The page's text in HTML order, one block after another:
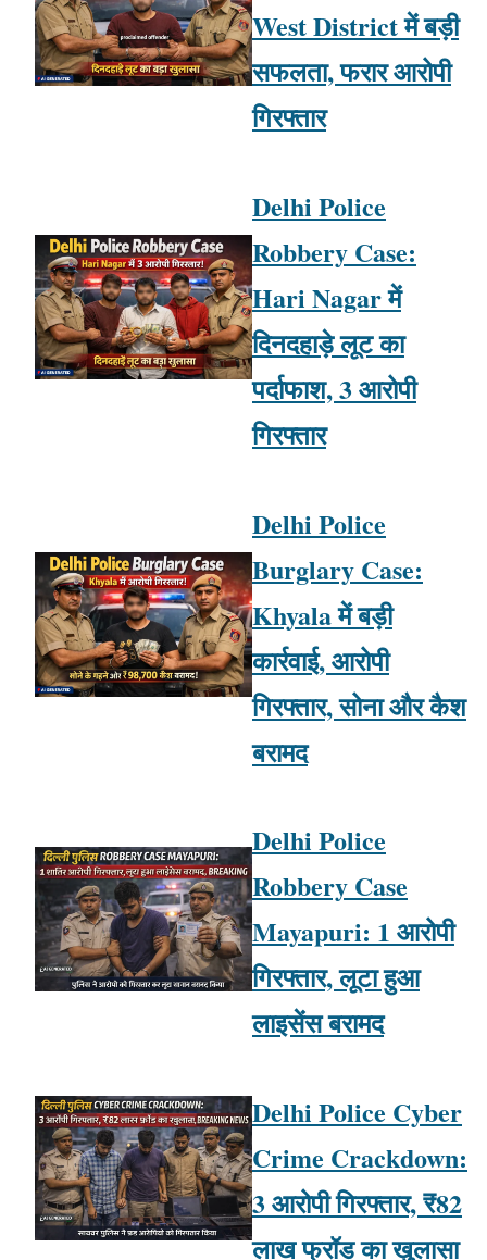
West District में बड़ी
सफलता, फरार आरोपी
गिरफ्तार
Delhi Police
Robbery Case:
Hari Nagar में
दिनदहाड़े लूट का
पर्दाफाश, 3 आरोपी
गिरफ्तार
Delhi Police
Burglary Case:
Khyala में बड़ी
कार्रवाई, आरोपी
गिरफ्तार, सोना और कैश
बरामद
Delhi Police
Robbery Case
Mayapuri: 1 आरोपी
गिरफ्तार, लूटा हुआ
लाइसेंस बरामद
Delhi Police Cyber
Crime Crackdown:
3 आरोपी गिरफ्तार, ₹82
लाख फ्रॉड का खुलासा